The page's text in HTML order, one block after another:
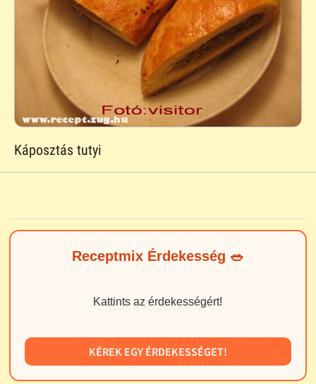
Káposztás tutyi
Receptmix Érdekesség 🥗
Kattints az érdekességért!
KÉREK EGY ÉRDEKESSÉGET!